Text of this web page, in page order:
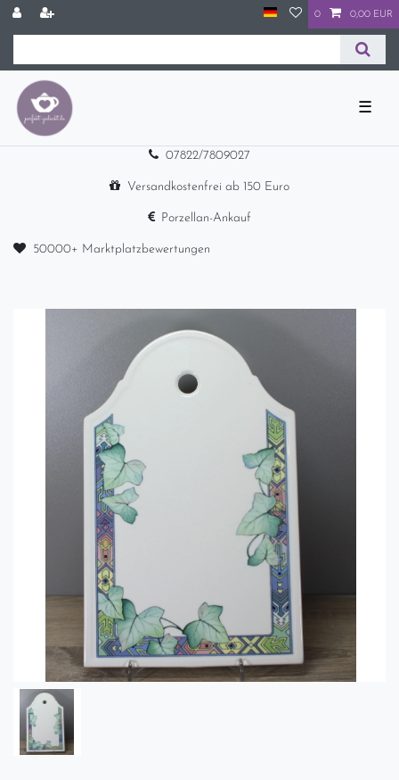
0 0,00 EUR
☰
07822/7809027
Versandkostenfrei ab 150 Euro
Porzellan-Ankauf
50000+ Marktplatzbewertungen